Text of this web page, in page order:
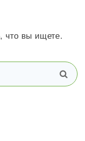
что вы ищете.